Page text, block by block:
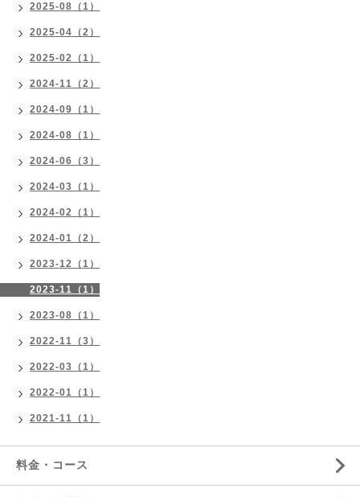
2025-08（1）
2025-04（2）
2025-02（1）
2024-11（2）
2024-09（1）
2024-08（1）
2024-06（3）
2024-03（1）
2024-02（1）
2024-01（2）
2023-12（1）
2023-11（1）
2023-08（1）
2022-11（3）
2022-03（1）
2022-01（1）
2021-11（1）
料金・コース